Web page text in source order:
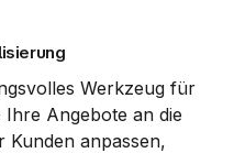
Werkzeug für
Ihre Angebote an die
Kunden anpassen,